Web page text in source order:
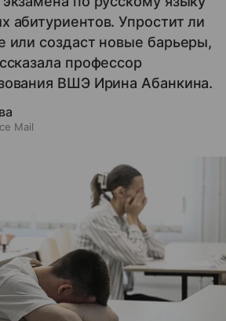
абитуриентов. Упростит ли
или создаст новые барьеры,
профессор
ВШЭ Ирина Абанкина.
Mail